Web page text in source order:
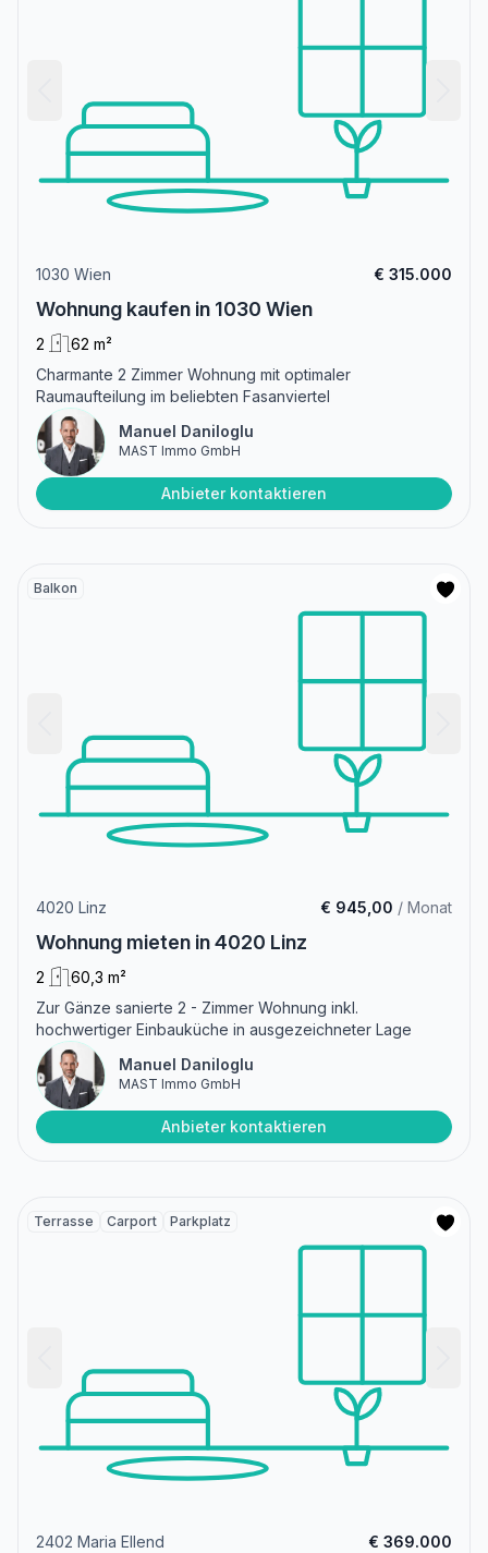
1030 Wien € 315.000
Wohnung kaufen in 1030 Wien
2
62 m²
Charmante 2 Zimmer Wohnung mit optimaler
Raumaufteilung im beliebten Fasanviertel
Manuel Daniloglu
MAST Immo GmbH
Anbieter kontaktieren
Balkon
4020 Linz € 945,00 / Monat
Wohnung mieten in 4020 Linz
2
60,3 m²
Zur Gänze sanierte 2 - Zimmer Wohnung inkl.
hochwertiger Einbauküche in ausgezeichneter Lage
Manuel Daniloglu
MAST Immo GmbH
Anbieter kontaktieren
Terrasse Carport Parkplatz
2402 Maria Ellend € 369.000